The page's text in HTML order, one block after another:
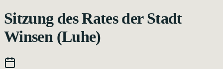
Sitzung des Rates der Stadt
Winsen (Luhe)